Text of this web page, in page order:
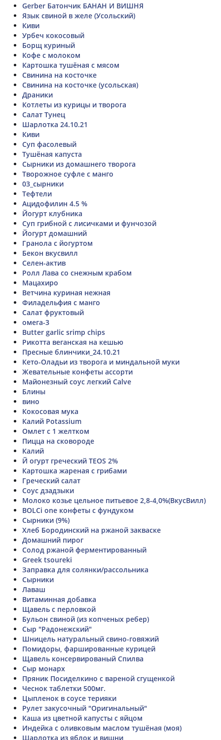
Gerber Батончик БАНАН И ВИШНЯ
Язык свиной в желе (Усольский)
Киви
Урбеч кокосовый
Борщ куриный
Кофе с молоком
Картошка тушёная с мясом
Свинина на косточке
Свинина на косточке (усольская)
Драники
Котлеты из курицы и творога
Салат Тунец
Шарлотка 24.10.21
Киви
Суп фасолевый
Тушёная капуста
Сырники из домашнего творога
Творожное суфле с манго
03_сырники
Тефтели
Ацидофилин 4.5 %
Йогурт клубника
Суп грибной с лисичками и фунчозой
Йогурт домашний
Гранола с йогуртом
Бекон вкусвилл
Селен-актив
Ролл Лава со снежным крабом
Мацахиро
Ветчина куриная нежная
Филадельфия с манго
Салат фруктовый
омега-3
Butter garlic srimp chips
Рикотта веганская на кешью
Пресные блинчики_24.10.21
Кето-Оладьи из творога и миндальной муки
Жевательные конфеты ассорти
Майонезный соус легкий Calve
Блины
вино
Кокосовая мука
Калий Potassium
Омлет с 1 желтком
Пицца на сковороде
Калий
Й огурт греческий TEOS 2%
Картошка жареная с грибами
Греческий салат
Соус дзадзыки
Молоко козье цельное питьевое 2,8-4,0%(ВкусВилл)
BOLCi one конфеты с фундуком
Сырники (9%)
Хлеб Бородинский на ржаной закваске
Домашний пирог
Солод ржаной ферментированный
Greek tsoureki
Заправка для солянки/рассольника
Сырники
Лаваш
Витаминная добавка
Щавель с перловкой
Бульон свиной (из копченых ребер)
Сыр "Радонежский"
Шницель натуральный свино-говяжий
Помидоры, фаршированные курицей
Щавель консервированый Спилва
Сыр монарх
Пряник Посиделкино с вареной сгущенкой
Чеснок таблетки 500мг.
Цыпленок в соусе терияки
Рулет закусочный "Оригинальный"
Каша из цветной капусты с яйцом
Индейка с оливковым маслом тушёная (моя)
Шарлотка из яблок и вишни